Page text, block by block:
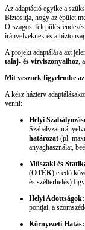
Az adaptáció egyike a
Biztosítja, hogy az épület
Országos
irányelveknek és a
A projekt adaptálása azt
talaj- és vízviszonyaihoz,
Mit vesznek figyelembe
A kész házterv
venni:
Helyi
Szabályzat
határozat (pl.
anyaghasználat,
Műszaki és
(OTÉK) eredő
és szélterhelés)
Helyi Adottságok:
pontjai, a
Környezeti Hatás: